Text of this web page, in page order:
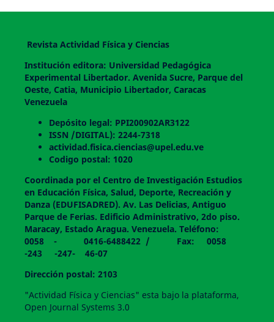
Revista Actividad Física y Ciencias
Institución editora: Universidad Pedagógica
Experimental Libertador. Avenida Sucre, Parque del
Oeste, Catia, Municipio Libertador, Caracas
Venezuela
Depósito legal: PPI200902AR3122
ISSN /DIGITAL): 2244-7318
actividad.fisica.ciencias@upel.edu.ve
Codigo postal: 1020
Coordinada por el Centro de Investigación Estudios
en Educación Física, Salud, Deporte, Recreación y
Danza (EDUFISADRED). Av. Las Delicias, Antiguo
Parque de Ferias. Edificio Administrativo, 2do piso.
Maracay, Estado Aragua. Venezuela. Teléfono:
0058 - 0416-6488422 / Fax: 0058
-243 -247- 46-07
Dirección postal: 2103
"Actividad Física y Ciencias" esta bajo la plataforma,
Open Journal Systems 3.0